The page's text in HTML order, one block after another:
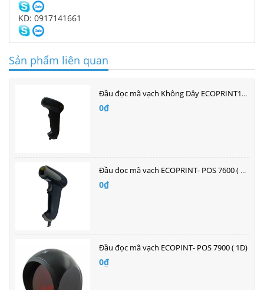
KD: 0917141661
Sản phẩm liên quan
Đầu đọc mã vạch Không Dây ECOPRINT1D POS-7620
0₫
Đầu đọc mã vạch ECOPRINT- POS 7600 ( 1D - Đơn Tia )
0₫
Đầu đọc mã vạch ECOPINT- POS 7900 ( 1D)
0₫